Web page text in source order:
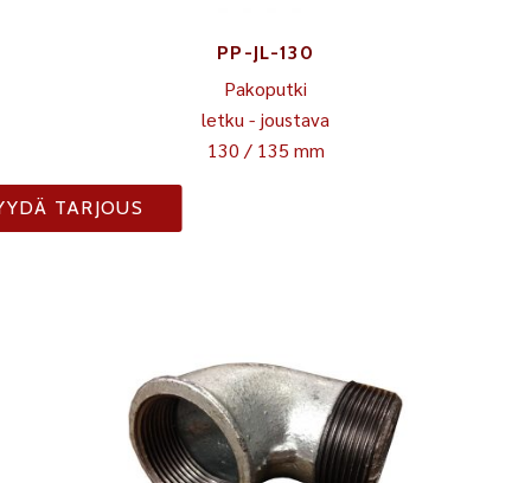
PP-JL-130
Pakoputki
letku - joustava
130 / 135 mm
TARJOUS